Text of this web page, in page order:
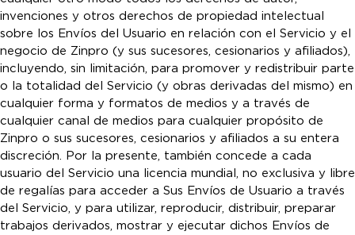
invenciones y otros derechos de propiedad intelectual
sobre los Envíos del Usuario en relación con el Servicio y el
negocio de Zinpro (y sus sucesores, cesionarios y afiliados),
incluyendo, sin limitación, para promover y redistribuir parte
o la totalidad del Servicio (y obras derivadas del mismo) en
cualquier forma y formatos de medios y a través de
cualquier canal de medios para cualquier propósito de
Zinpro o sus sucesores, cesionarios y afiliados a su entera
discreción. Por la presente, también concede a cada
usuario del Servicio una licencia mundial, no exclusiva y libre
de regalías para acceder a Sus Envíos de Usuario a través
del Servicio, y para utilizar, reproducir, distribuir, preparar
trabajos derivados, mostrar y ejecutar dichos Envíos de